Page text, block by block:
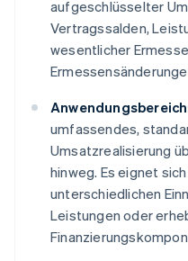
aufgeschlüsselter
Vertragssalden,
wesentlicher
umfassendes,
Umsatzrealisierung
hinweg. Es eignet
unterschiedlichen
Leistungen oder